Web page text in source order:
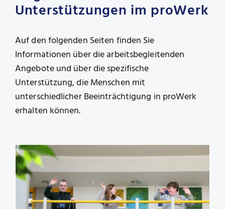
Unterstützungen im proWerk
Auf den folgenden Seiten finden Sie
Informationen über die arbeitsbegleitenden
Angebote und über die spezifische
Unterstützung, die Menschen mit
unterschiedlicher Beeinträchtigung in proWerk
erhalten können.